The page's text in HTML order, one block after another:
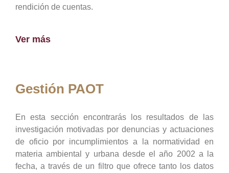
rendición de cuentas.
Ver más
Gestión PAOT
En esta sección encontrarás los resultados de las
investigación motivadas por denuncias y actuaciones
de oficio por incumplimientos a la normatividad en
materia ambiental y urbana desde el año 2002 a la
fecha, a través de un filtro que ofrece tanto los datos